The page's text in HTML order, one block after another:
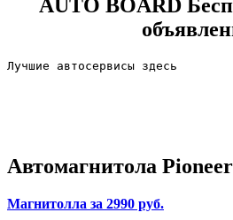
AUTO BOARD
Лучшие
Автомагнитола
Магнитолла за 2990 руб.